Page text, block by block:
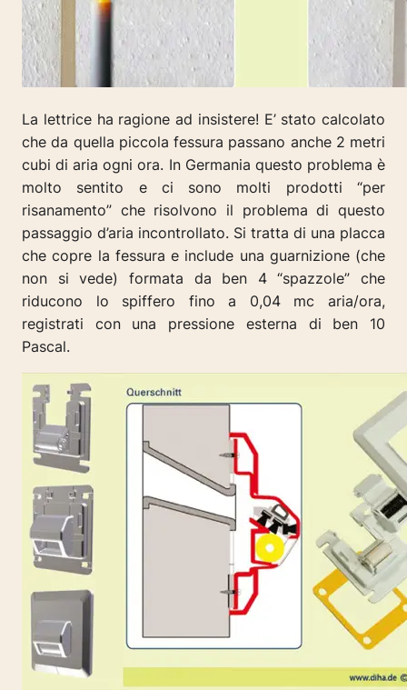
La lettrice ha ragione ad insistere! E’ stato calcolato
che da quella piccola fessura passano anche 2 metri
cubi di aria ogni ora. In Germania questo problema è
molto sentito e ci sono molti prodotti “per
risanamento” che risolvono il problema di questo
passaggio d’aria incontrollato. Si tratta di una placca
che copre la fessura e include una guarnizione (che
non si vede) formata da ben 4 “spazzole” che
riducono lo spiffero fino a 0,04 mc aria/ora,
registrati con una pressione esterna di ben 10
Pascal.